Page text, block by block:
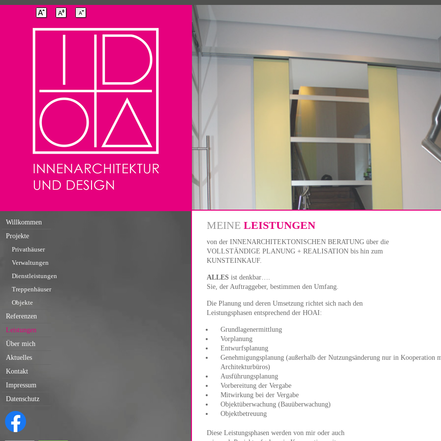
Willkommen
Projekte
Privathäuser
Verwaltungen
Dienstleistungen
Treppenhäuser
Objekte
Referenzen
Leistungen
Über mich
Aktuelles
Kontakt
Impressum
Datenschutz
MEINE LEISTUNGEN
von der INNENARCHITEKTONISCHEN BERATUNG über die
VOLLSTÄNDIGE PLANUNG + REALISATION bis hin zum
KUNSTEINKAUF.
ALLES ist denkbar….
Sie, der Auftraggeber, bestimmen den Umfang.
Die Planung und deren Umsetzung richtet sich nach den
Leistungsphasen entsprechend der HOAI:
Grundlagenermittlung
Vorplanung
Entwurfsplanung
Genehmigungsplanung (außerhalb der Nutzungsänderung nur in Kooperation
Architekturbüros)
Ausführungsplanung
Vorbereitung der Vergabe
Mitwirkung bei der Vergabe
Objektüberwachung (Bauüberwachung)
Objektbetreuung
Diese Leistungsphasen werden von mir oder auch